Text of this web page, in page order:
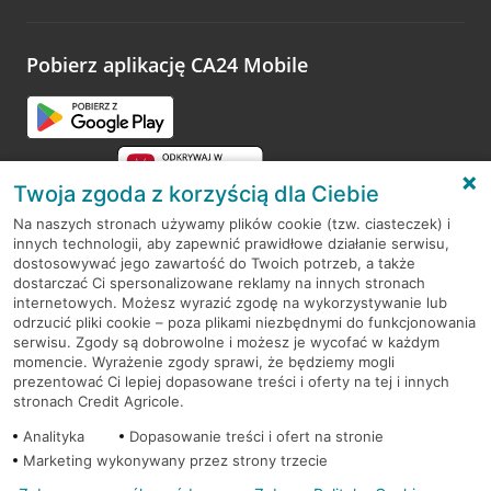
opinie.
Pobierz aplikację CA24 Mobile
RODO
Regulamin serwisu
Mapa serwisu
PolitykaCookies
Twoja zgoda z korzyścią dla Ciebie
Na naszych stronach używamy plików cookie (tzw. ciasteczek) i
innych technologii, aby zapewnić prawidłowe działanie serwisu,
dostosowywać jego zawartość do Twoich potrzeb, a także
dostarczać Ci spersonalizowane reklamy na innych stronach
internetowych. Możesz wyrazić zgodę na wykorzystywanie lub
odrzucić pliki cookie – poza plikami niezbędnymi do funkcjonowania
serwisu. Zgody są dobrowolne i możesz je wycofać w każdym
momencie. Wyrażenie zgody sprawi, że będziemy mogli
prezentować Ci lepiej dopasowane treści i oferty na tej i innych
stronach Credit Agricole.
Analityka
Dopasowanie treści i ofert na stronie
Marketing wykonywany przez strony trzecie